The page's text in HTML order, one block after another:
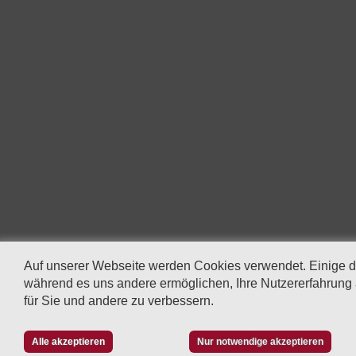
Auf unserer Webseite werden Cookies verwendet. Einige
während es uns andere ermöglichen, Ihre
für Sie und andere zu verbessern.
Nur notwendige akzeptieren
Alle akzeptieren